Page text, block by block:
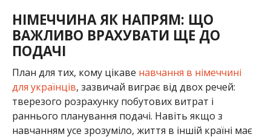
НІМЕЧЧИНА ЯК НАПРЯМ: ЩО
ВАЖЛИВО ВРАХУВАТИ ЩЕ ДО
ПОДАЧІ
План для тих, кому цікаве навчання в німеччині
для українців, зазвичай виграє від двох речей:
тверезого розрахунку побутових витрат і
раннього планування подачі. Навіть якщо з
навчанням усе зрозуміло, життя в іншій країні має